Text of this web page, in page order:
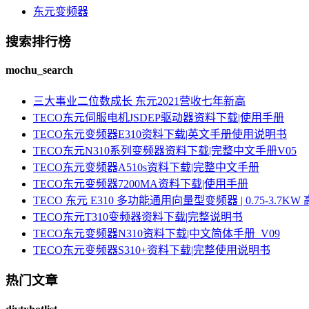
东元变频器
搜索排行榜
mochu_search
三大事业二位数成长 东元2021营收七年新高
TECO东元伺服电机JSDEP驱动器资料下载|使用手册
TECO东元变频器E310资料下载|英文手册使用说明书
TECO东元N310系列变频器资料下载|完整中文手册V05
TECO东元变频器A510s资料下载|完整中文手册
TECO东元变频器7200MA资料下载|使用手册
TECO 东元 E310 多功能通用向量型变频器 | 0.75-3.7KW
TECO东元T310变频器资料下载|完整说明书
TECO东元变频器N310资料下载|中文简体手册_V09
TECO东元变频器S310+资料下载|完整使用说明书
热门文章